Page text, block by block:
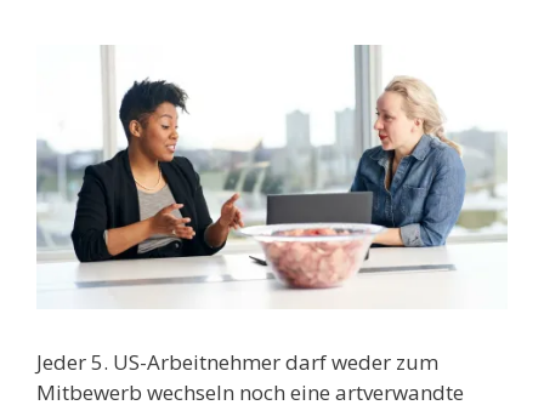
Jeder 5. US-Arbeitnehmer darf weder zum
Mitbewerb wechseln noch eine artverwandte